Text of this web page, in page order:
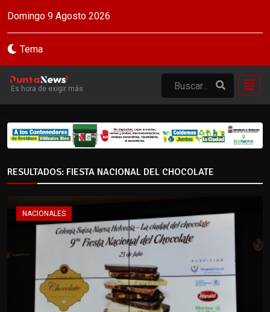
Domingo 9 Agosto 2026
Tema
Es hora de exigir más
RESULTADOS: FIESTA NACIONAL DEL CHOCOLATE
NACIONALES